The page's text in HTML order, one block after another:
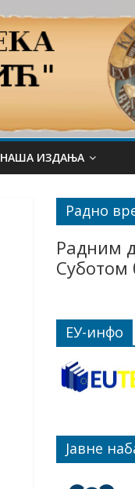
НАША ИЗДАЊА
Радно
Радним
Суботом
ЕУ-инфо
Јавне